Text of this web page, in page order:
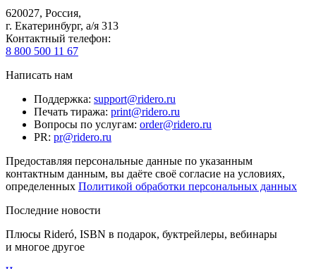
620027, Россия,
г. Екатеринбург, а/я 313
Контактный телефон:
8 800 500 11 67
Написать нам
Поддержка: support@ridero.ru
Печать тиража: print@ridero.ru
Вопросы по услугам: order@ridero.ru
PR: pr@ridero.ru
Предоставляя персональные данные по указанным
контактным данным, вы даёте своё согласие на условиях,
определенных Политикой обработки персональных данных
Последние новости
Плюсы Rideró, ISBN в подарок, буктрейлеры, вебинары
и многое другое